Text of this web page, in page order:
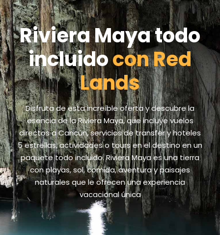
Riviera Maya todo
incluidocon Red
Lands
Disfruta de esta increíble oferta y descubre la
esencia de la Riviera Maya, que incluye vuelos
directos a Cancún, servicios de transfer y hoteles
5 estrellas, actividades o tours en el destino en un
paquete todo incluido. Riviera Maya es una tierra
con playas, sol, comida, aventura y paisajes
naturales que le ofrecen una experiencia
vacacional única